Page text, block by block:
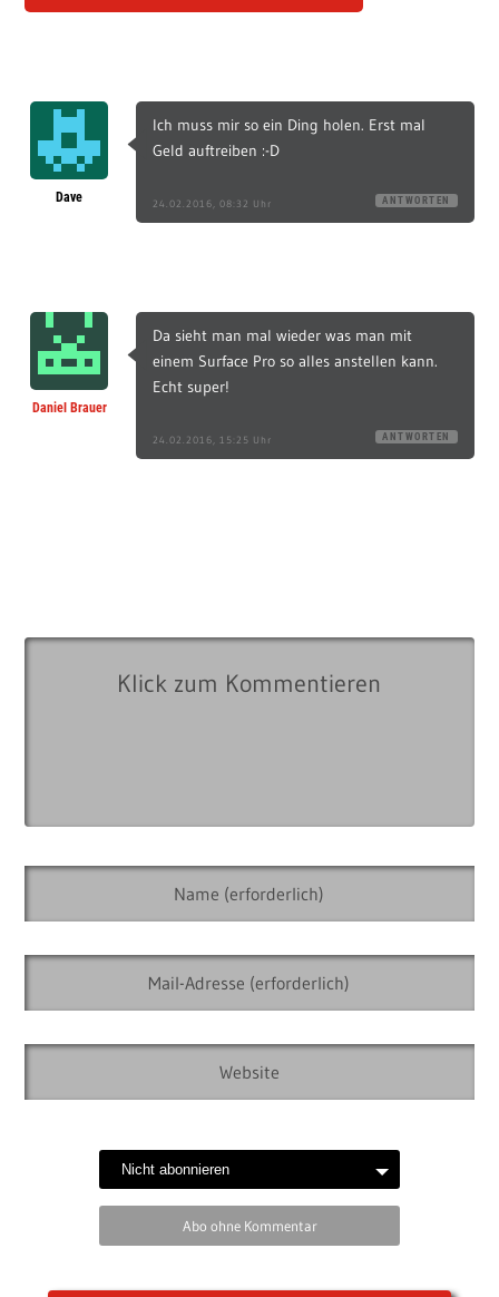
Dave
Ich muss mir so ein Ding holen. Erst mal
Geld auftreiben :-D
24.02.2016, 08:32 Uhr ANTWORTEN
Daniel Brauer
Da sieht man mal wieder was man mit
einem Surface Pro so alles anstellen kann.
Echt super!
24.02.2016, 15:25 Uhr ANTWORTEN
Abo ohne Kommentar